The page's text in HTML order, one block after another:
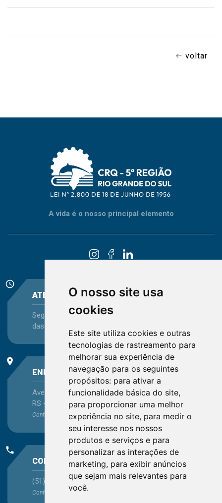
O nosso site usa
cookies
Este site utiliza cookies e outras
tecnologias de rastreamento para
melhorar sua experiência de
navegação para os seguintes
propósitos: para ativar a
funcionalidade básica do site,
para proporcionar uma melhor
experiência no site, para medir o
seu interesse nos nossos
produtos e serviços e para
personalizar as interações de
marketing, para exibir anúncios
que sejam mais relevantes para
você.
voltar
A vida é o nosso principal elemento
schedule
ATENDIMENTO
Segunda-feira a Sexta-feira - das 08:30 às 12:15 e
das 13:30 às 16:45
place
ENDEREÇO
Avenida Itaqui, 45, Bairro Petrópolis, Porto Alegre -
RS - CEP 90460-140
Confira as demaislocalizações no Estado
phone
CONTATO
(51) 3330-5659
Confira os e-mailsaqui